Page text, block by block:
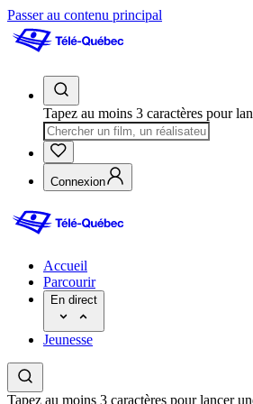
Passer au contenu principal
Tapez au moins 3 caractères pour
Connexion
Accueil
Parcourir
En direct
Jeunesse
Tapez au moins 3 caractères pour lancer